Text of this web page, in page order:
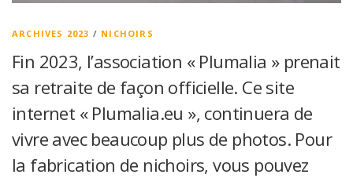
ARCHIVES 2023 / NICHOIRS
Fin 2023, l’association « Plumalia » prenait
sa retraite de façon officielle. Ce site
internet « Plumalia.eu », continuera de
vivre avec beaucoup plus de photos. Pour
la fabrication de nichoirs, vous pouvez